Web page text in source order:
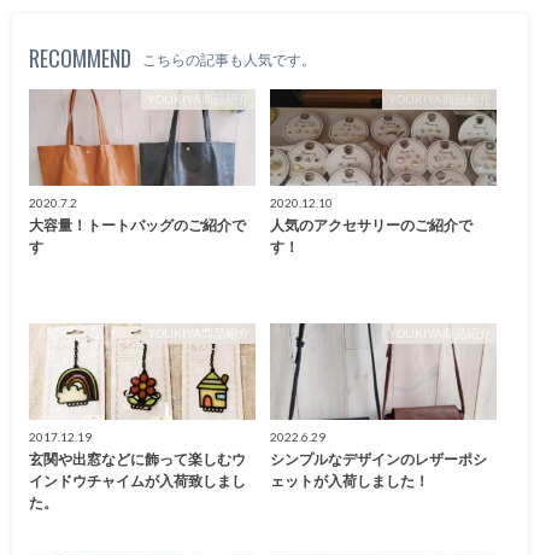
RECOMMEND こちらの記事も人気です。
YOUKIYA商品紹介
2020.7.2
大容量！トートバッグのご紹介で
す
YOUKIYA商品紹介
2020.12.10
人気のアクセサリーのご紹介で
す！
YOUKIYA商品紹介
2017.12.19
玄関や出窓などに飾って楽しむウ
インドウチャイムが入荷致しまし
た。
YOUKIYA商品紹介
2022.6.29
シンプルなデザインのレザーポシ
ェットが入荷しました！